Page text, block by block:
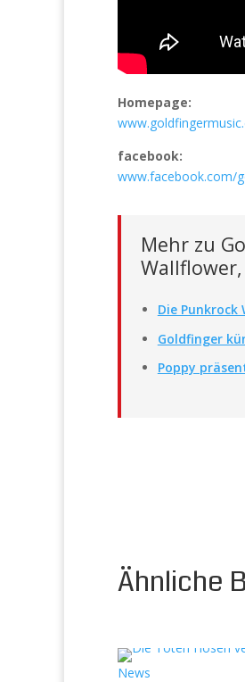
Homepage:
facebook:
www.facebook.com/
Mehr zu
Die Punkrock
Goldfinger
Poppy
Ähnliche
News